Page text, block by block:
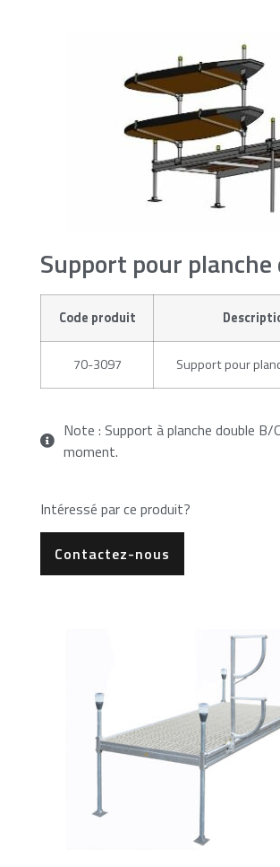
Support pour planche
Code produit
70-3097 Support pour
Note : Support à planche double B/
moment.
Intéressé par ce produit?
Contactez-nous